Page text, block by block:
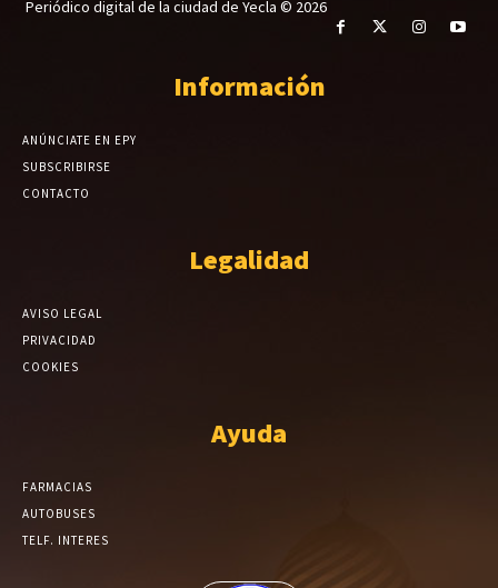
Periódico digital de la ciudad de Yecla © 2026
Información
ANÚNCIATE EN EPY
SUBSCRIBIRSE
CONTACTO
Legalidad
AVISO LEGAL
PRIVACIDAD
COOKIES
Ayuda
FARMACIAS
AUTOBUSES
TELF. INTERES